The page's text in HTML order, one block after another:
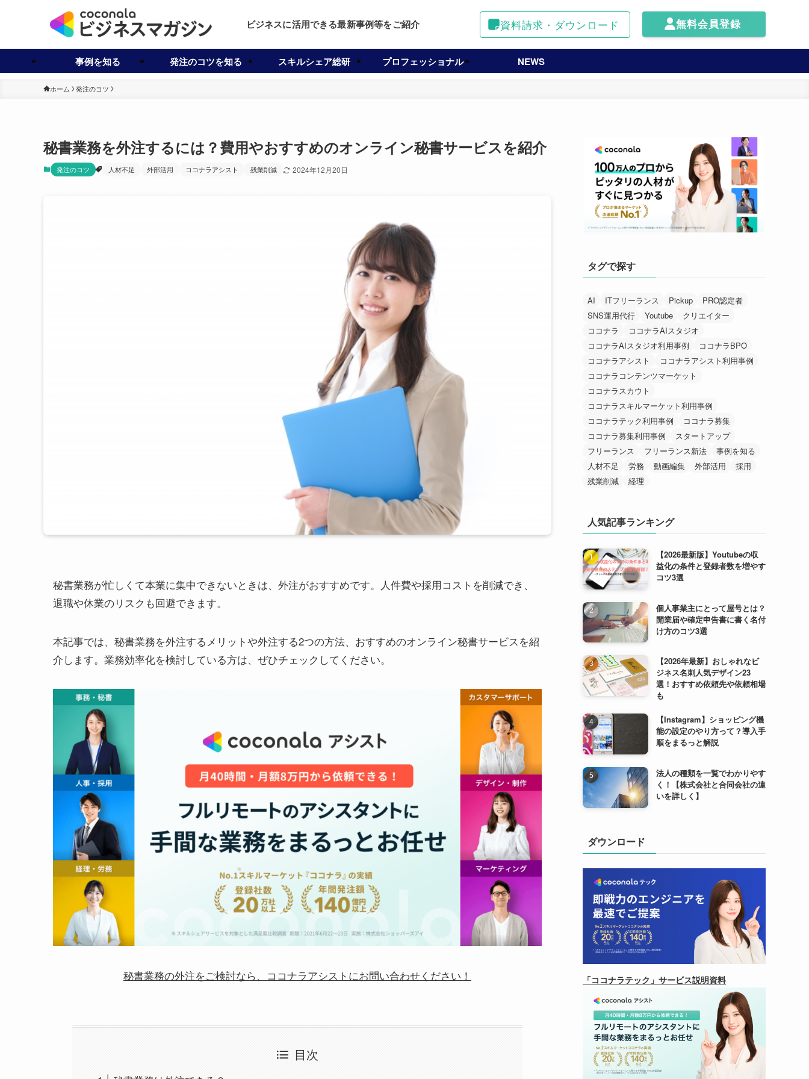
ビジネスに活用できる最新事例等をご紹介
事例を知る 発注のコツを知る スキルシェア総研 プロフェッショナル NEWS
資料請求・ダウンロード 無料会員登録
ホーム 発注のコツ
秘書業務を外注するには？費用やおすすめのオンライン秘書サービスを紹介
発注のコツ 人材不足 外部活用 ココナラアシスト 残業削減 2024年12月20日
秘書業務が忙しくて本業に集中できないときは、外注がおすすめです。人件費や採用コストを削減でき、
退職や休業のリスクも回避できます。
本記事では、秘書業務を外注するメリットや外注する2つの方法、おすすめのオンライン秘書サービスを紹
介します。業務効率化を検討している方は、ぜひチェックしてください。
秘書業務の外注をご検討なら、ココナラアシストにお問い合わせください！
目次
タグで探す
AI ITフリーランス Pickup
PRO認定者
SNS運用代行
Youtube
クリエイター
ココナラ
ココナラAIスタジオ
ココナラAIスタジオ利用事例
ココナラBPO
ココナラアシスト
ココナラアシスト利用事例
ココナラコンテンツマーケット
ココナラスカウト
ココナラスキルマーケット利用事例
ココナラテック利用事例
ココナラ募集
ココナラ募集利用事例
スタートアップ
フリーランス
フリーランス新法
事例を知る
人材不足
労務 動画編集 外部活用
採用
残業削減
経理
人気記事ランキング
【2026最新版】Youtubeの収
益化の条件と登録者数を増やす
コツ3選
個人事業主にとって屋号とは？
開業届や確定申告書に書く名付
け方のコツ3選
【2026年最新】おしゃれなビ
ジネス名刺人気デザイン23
選！おすすめ依頼先や依頼相場
も
【Instagram】ショッピング機
能の設定のやり方って？導入手
順をまるっと解説
法人の種類を一覧でわかりやす
く！【株式会社と合同会社の違
いを詳しく】
ダウンロード
「ココナラテック」サービス説明資料